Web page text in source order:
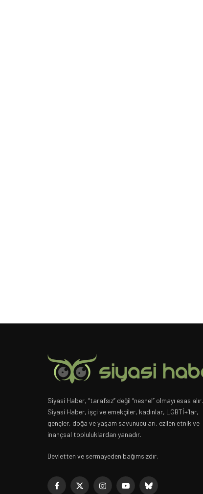
Siyasi Haber, “tarafsız” değil “nesnel” olmayı esas alır.
Siyasi Haber, işçi ve emekçiler, kadınlar, LGBTİ+’lar,
gençler, doğa ve yaşam savunucuları, ezilen etnik ve
inançsal topluluklardan yanadır.
Devletten ve sermayeden bağımsızdır.
Facebook
X InstagramYouTubeBluesky